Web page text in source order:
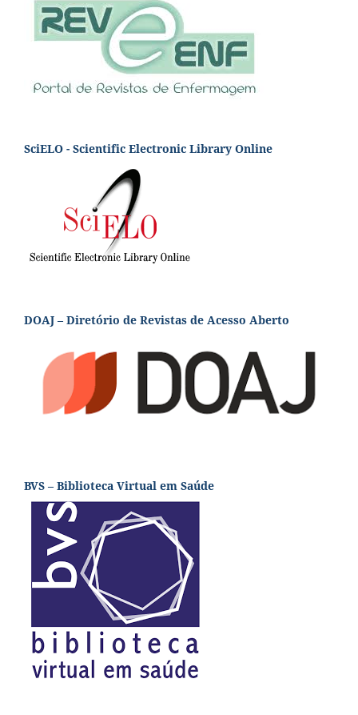
SciELO - Scientific Electronic Library Online
DOAJ – Diretório de Revistas de Acesso Aberto
BVS – Biblioteca Virtual em Saúde